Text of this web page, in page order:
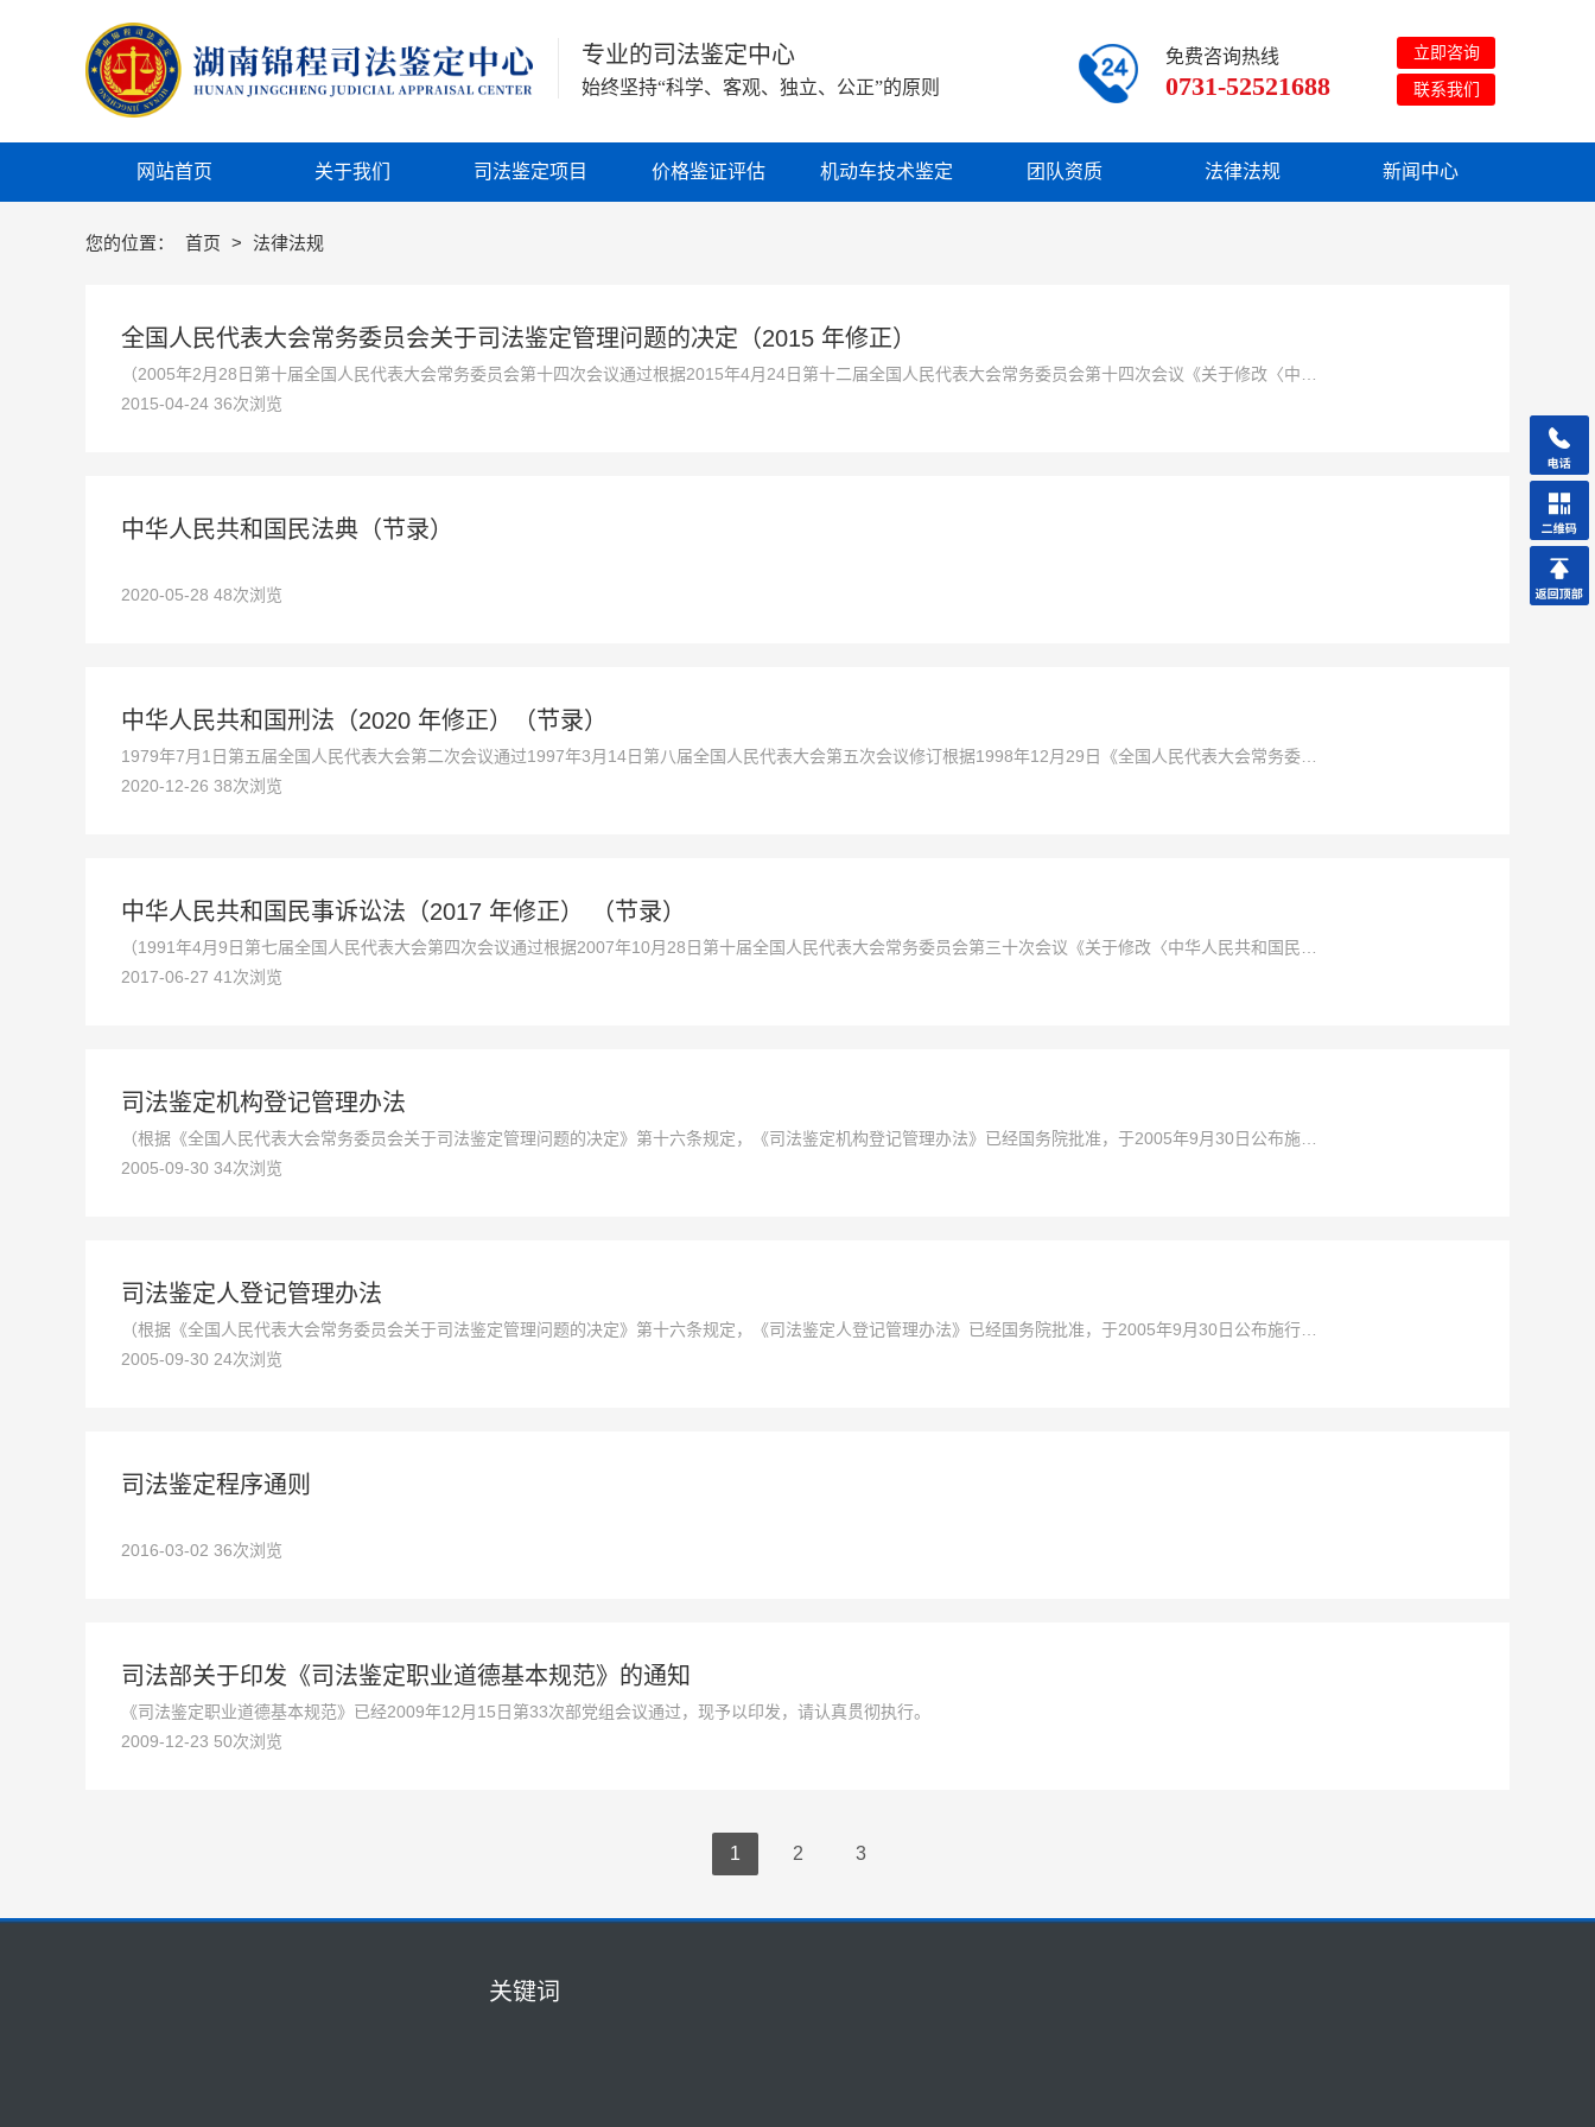
网站首页 关于我们 司法鉴定项目 价格鉴证评估 机动车技术鉴定 团队资质 法律法规 新闻中心
专业的司法鉴定中心
始终坚持“科学、客观、独立、公正”的原则 联系我们
立即咨询
0731-52521688
免费咨询热线
您的位置： 首页 > 法律法规
全国人民代表大会常务委员会关于司法鉴定管理问题的决定（2015 年修正）
（2005年2月28日第十届全国人民代表大会常务委员会第十四次会议通过根据2015年4月24日第十二届全国人民代表大会常务委员会第十四次会议《关于修改〈中华
人民共和国义务教育法〉等五部法律的决定》修正）
2015-04-24 36次浏览
中华人民共和国民法典（节录）
2020-05-28 48次浏览
中华人民共和国刑法（2020 年修正）（节录）
1979年7月1日第五届全国人民代表大会第二次会议通过1997年3月14日第八届全国人民代表大会第五次会议修订根据1998年12月29日《全国人民代表大会常务委员
会关于惩治骗购外汇、逃汇和非法买卖外汇犯罪的决定》、1999年12月25日《中华人民共和国刑法修正案》、2001年8月31日《中华人民共和国刑法修正案
2020-12-26 38次浏览
中华人民共和国民事诉讼法（2017 年修正） （节录）
（1991年4月9日第七届全国人民代表大会第四次会议通过根据2007年10月28日第十届全国人民代表大会常务委员会第三十次会议《关于修改〈中华人民共和国民事
诉讼法〉的决定》第一次修正根据2012年8月31日第十一届全国人民代表大会常务委员会第二十八次会议《关于修改〈中华人民共和国民事诉讼法〉的决定》第二次
2017-06-27 41次浏览
司法鉴定机构登记管理办法
（根据《全国人民代表大会常务委员会关于司法鉴定管理问题的决定》第十六条规定，《司法鉴定机构登记管理办法》已经国务院批准，于2005年9月30日公布施
行。2000年8月14日公布的《司法鉴定机构管理办法》（司法部令第62号)同时废止））
2005-09-30 34次浏览
司法鉴定人登记管理办法
（根据《全国人民代表大会常务委员会关于司法鉴定管理问题的决定》第十六条规定，《司法鉴定人登记管理办法》已经国务院批准，于2005年9月30日公布施行。
2000年8月14日公布的《司法鉴定人管理办法》（司法部令第63号)同时废止））
2005-09-30 24次浏览
司法鉴定程序通则
2016-03-02 36次浏览
司法部关于印发《司法鉴定职业道德基本规范》的通知
《司法鉴定职业道德基本规范》已经2009年12月15日第33次部党组会议通过，现予以印发，请认真贯彻执行。
2009-12-23 50次浏览
1 2 3
关键词